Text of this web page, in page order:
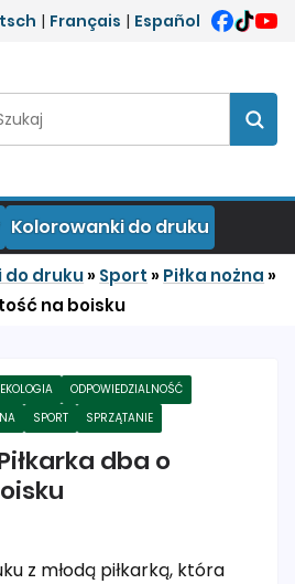
| Français | Español
Kolorowanki do druku
do druku» Sport » Piłka nożna »
na boisku
EKOLOGIA
ODPOWIEDZIALNOŚĆ
SPORT SPRZĄTANIE
dba o
z młodą piłkarką, która